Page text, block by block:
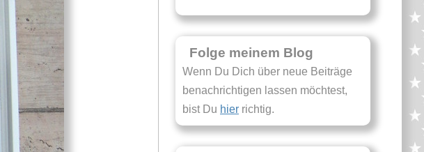
Folge meinem Blog
Wenn Du Dich über neue Beiträge
benachrichtigen lassen möchtest,
bist Du hier richtig.